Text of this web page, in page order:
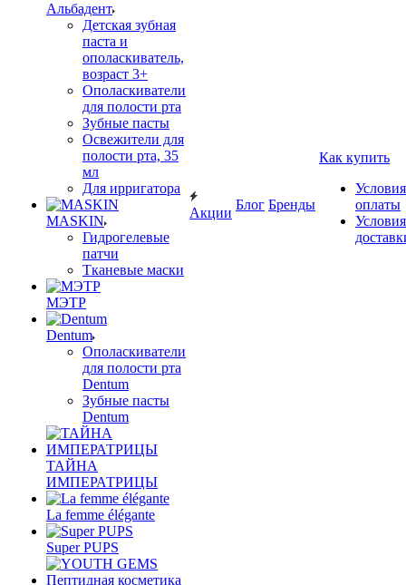
Альбадент
Детская зубная
паста и
ополаскиватель,
возраст 3+
Ополаскиватели
для полости рта
Зубные пасты
Освежители для
полости рта, 35
мл
Для ирригатора
MASKIN
Гидрогелевые
патчи
Тканевые маски
МЭТР
Dentum
Ополаскиватели
для полости рта
Dentum
Зубные пасты
Dentum
ТАЙНА
ИМПЕРАТРИЦЫ
La femme élégante
Super PUPS
Акции
Блог Бренды
Как купить
Условия
оплаты
Условия